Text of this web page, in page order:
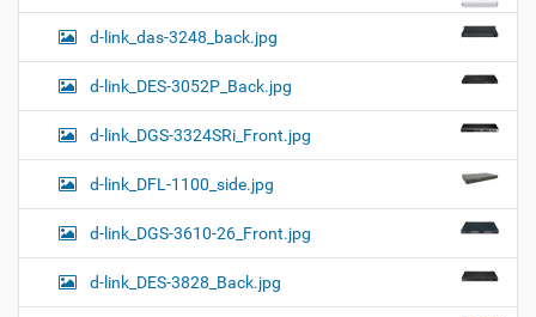
d-link_das-3248_back.jpg
d-link_DES-3052P_Back.jpg
d-link_DGS-3324SRi_Front.jpg
d-link_DFL-1100_side.jpg
d-link_DGS-3610-26_Front.jpg
d-link_DES-3828_Back.jpg